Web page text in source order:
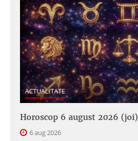
ACTUALITATE
Horoscop 6 august 2026 (joi)
6 aug 2026